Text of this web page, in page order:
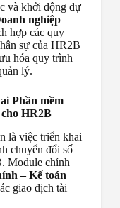
và khởi động dự
nghiệp
hợp các quy
sự của HR2B
hóa quy trình
lý.
Phần mềm
HR2B
là việc triển khai
chuyển đổi số
Module chính
– Kế toán
giao dịch tài